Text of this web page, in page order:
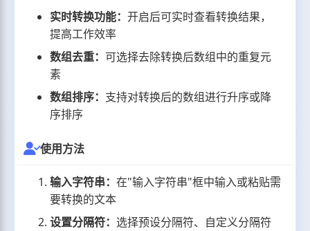
实时转换功能：开启后可实时查看转换结果，
提高工作效率
数组去重： 可选择去除转换后数组中的重复元
素
数组排序： 支持对转换后的数组进行升序或降
序排序
使用方法
输入字符串：在"输入字符串"框中输入或粘贴需
要转换的文本
设置分隔符： 选择预设分隔符、自定义分隔符